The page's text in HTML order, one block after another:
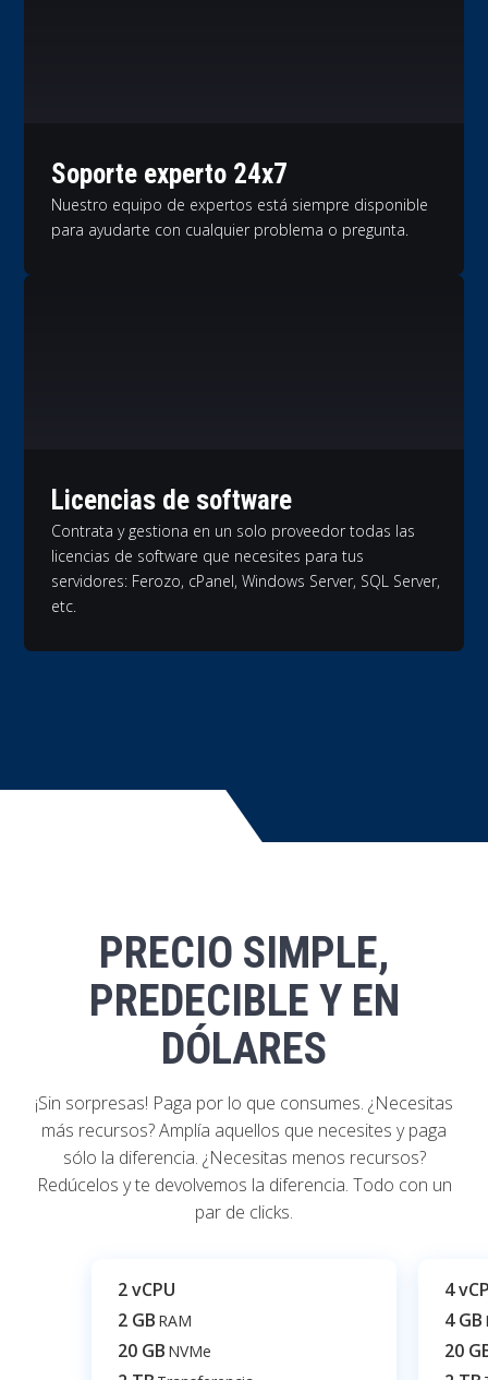
Soporte experto 24x7
Nuestro equipo de expertos está siempre disponible
para ayudarte con cualquier problema o pregunta.
Licencias de software
Contrata y gestiona en un solo proveedor todas las
licencias de software que necesites para tus
servidores: Ferozo, cPanel, Windows Server, SQL Server,
etc.
PRECIO SIMPLE,
PREDECIBLE Y EN
DÓLARES
¡Sin sorpresas! Paga por lo que consumes. ¿Necesitas
más recursos? Amplía aquellos que necesites y paga
sólo la diferencia. ¿Necesitas menos recursos?
Redúcelos y te devolvemos la diferencia. Todo con un
par de clicks.
2 vCPU
2 GB RAM
20 GB NVMe
4
4 GB
20